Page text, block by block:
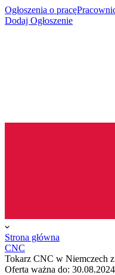
Ogłoszenia o pracę
Dodaj Ogłoszenie
Strona główna
CNC
Tokarz CNC w Niemczech
Oferta ważna do: 30.08.2024